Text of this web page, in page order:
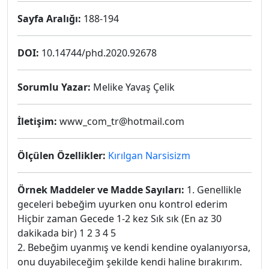
Sayfa Aralığı: 188-194
DOI: 10.14744/phd.2020.92678
Sorumlu Yazar: Melike Yavaş Çelik
İletişim: www_com_tr@hotmail.com
Ölçülen Özellikler: Kırılgan Narsisizm
Örnek Maddeler ve Madde Sayıları: 1. Genellikle
geceleri bebeğim uyurken onu kontrol ederim
Hiçbir zaman Gecede 1-2 kez Sık sık (En az 30
dakikada bir) 1 2 3 4 5
2. Bebeğim uyanmış ve kendi kendine oyalanıyorsa,
onu duyabileceğim şekilde kendi haline bırakırım.